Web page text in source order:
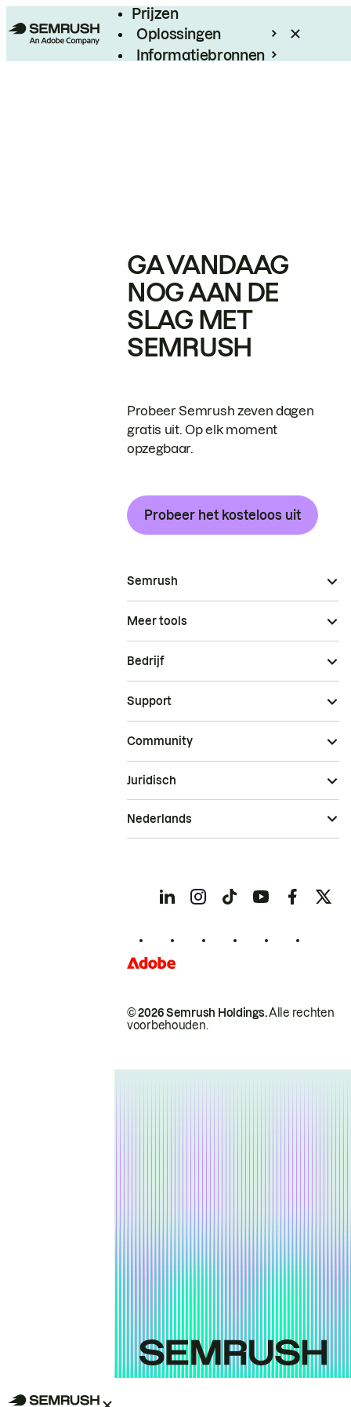
Prijzen
Oplossingen
Informatiebronnen
GA VANDAAG
NOG AAN DE
SLAG MET
SEMRUSH
Probeer Semrush zeven dagen
gratis uit. Op elk moment
opzegbaar.
Probeer het kosteloos uit
Semrush
Meer tools
Bedrijf
Support
Community
© 2026 Semrush Holdings.Alle rechten
voorbehouden.
Juridisch
Nederlands